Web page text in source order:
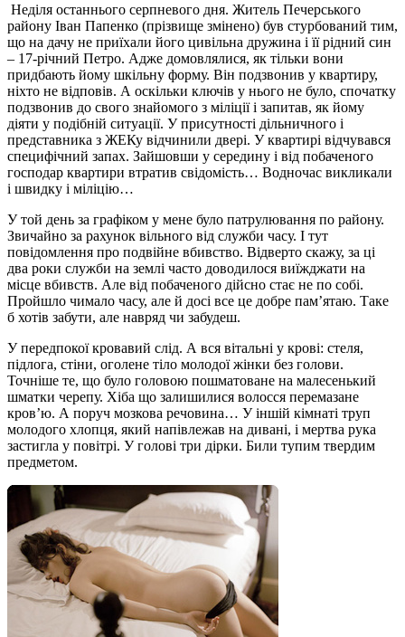
Неділя останнього серпневого дня. Житель Печерського
району Іван Папенко (прізвище змінено) був стурбований тим,
що на дачу не приїхали його цивільна дружина і її рідний син
– 17-річний Петро. Адже домовлялися, як тільки вони
придбають йому шкільну форму. Він подзвонив у квартиру,
ніхто не відповів. А оскільки ключів у нього не було, спочатку
подзвонив до свого знайомого з міліції і запитав, як йому
діяти у подібній ситуації. У присутності дільничного і
представника з ЖЕКу відчинили двері. У квартирі відчувався
специфічний запах. Зайшовши у середину і від побаченого
господар квартири втратив свідомість… Водночас викликали
і швидку і міліцію…
У той день за графіком у мене було патрулювання по району.
Звичайно за рахунок вільного від служби часу. І тут
повідомлення про подвійне вбивство. Відверто скажу, за ці
два роки служби на землі часто доводилося виїжджати на
місце вбивств. Але від побаченого дійсно стає не по собі.
Пройшло чимало часу, але й досі все це добре пам’ятаю. Таке
б хотів забути, але навряд чи забудеш.
У передпокої кровавий слід. А вся вітальні у крові: стеля,
підлога, стіни, оголене тіло молодої жінки без голови.
Точніше те, що було головою пошматоване на малесенький
шматки черепу. Хіба що залишилися волосся перемазане
кров’ю. А поруч мозкова речовина… У іншій кімнаті труп
молодого хлопця, який напівлежав на дивані, і мертва рука
застигла у повітрі. У голові три дірки. Били тупим твердим
предметом.